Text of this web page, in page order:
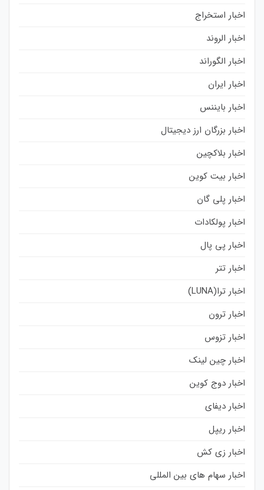
اخبار استخراج
اخبار الروند
اخبار الگوراند
اخبار ایران
اخبار بایننس
اخبار بزرگان ارز دیجیتال
اخبار بلاکچین
اخبار بیت کوین
اخبار پلی گان
اخبار پولکادات
اخبار پی پال
اخبار تتر
اخبار ترا(LUNA)
اخبار ترون
اخبار تزوس
اخبار چین لینک
اخبار دوج کوین
اخبار دیفای
اخبار ریپل
اخبار زی کش
اخبار سهام های بین المللی